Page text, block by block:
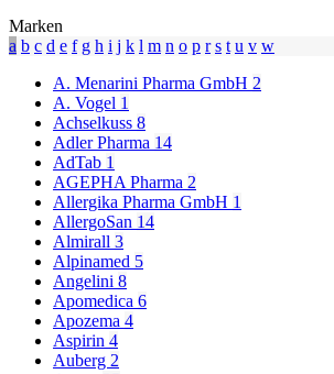
Marken
a b c d e f g h i j k l m n o p r s t u v w
A. Menarini Pharma GmbH 2
A. Vogel 1
Achselkuss 8
Adler Pharma 14
AdTab 1
AGEPHA Pharma 2
Allergika Pharma GmbH 1
AllergoSan 14
Almirall 3
Alpinamed 5
Angelini 8
Apomedica 6
Apozema 4
Aspirin 4
Auberg 2